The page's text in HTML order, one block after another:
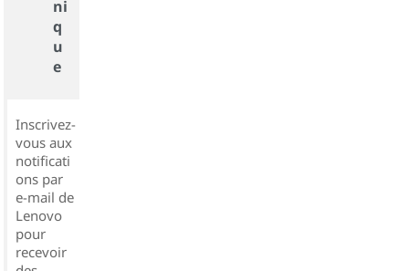
ni
q
u
e
Inscrivez-
vous aux
notificati
ons par
e-mail de
Lenovo
pour
recevoir